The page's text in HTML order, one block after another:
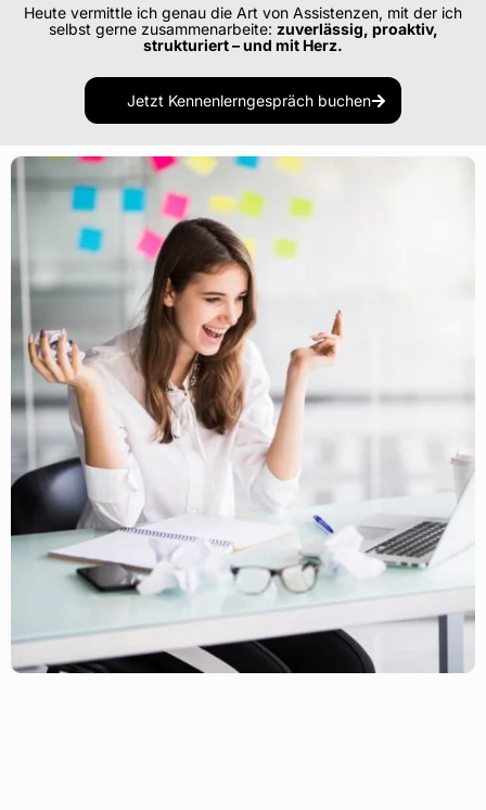
Heute vermittle ich genau die Art von Assistenzen, mit der ich
selbst gerne zusammenarbeite: zuverlässig, proaktiv,
strukturiert – und mit Herz.
Jetzt Kennenlerngespräch buchen